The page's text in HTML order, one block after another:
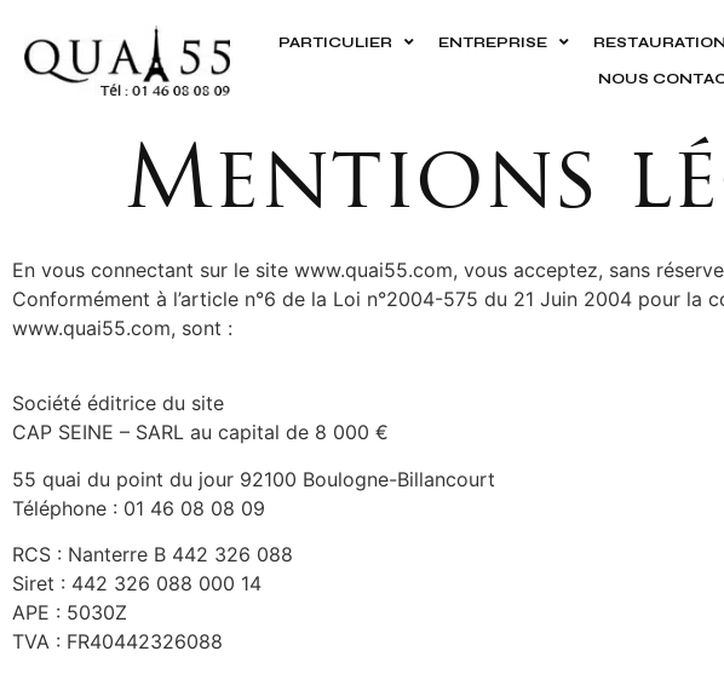
PARTICULIER ENTREPRISE RESTAURATION
NOUS
Mentions
En vous connectant sur le site www.quai55.com, vous acceptez, sans
Conformément à l’article n°6 de la Loi n°2004-575 du 21 Juin 2004 pour la
www.quai55.com, sont :
Société éditrice du site
CAP SEINE – SARL au capital de 8 000 €
55 quai du point du jour 92100 Boulogne-Billancourt
Téléphone : 01 46 08 08 09
RCS : Nanterre B 442 326 088
Siret : 442 326 088 000 14
APE : 5030Z
TVA : FR40442326088